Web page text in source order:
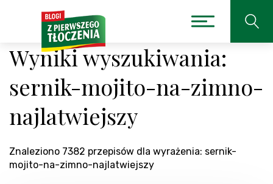
Wyniki wyszukiwania:
sernik-mojito-na-zimno-
najlatwiejszy
Znaleziono 7382 przepisów dla wyrażenia: sernik-
mojito-na-zimno-najlatwiejszy